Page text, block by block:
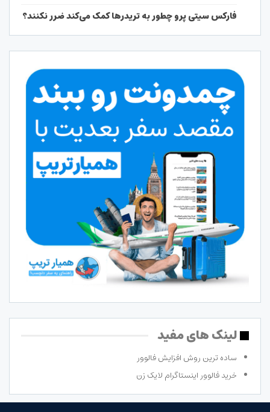
فارکس سیتی پرو چطور به تریدرها کمک می‌کند ضرر نکنند؟
لینک های مفید
ساده ترین روش افزایش فالوور
خرید فالوور اینستاگرام لایک زن